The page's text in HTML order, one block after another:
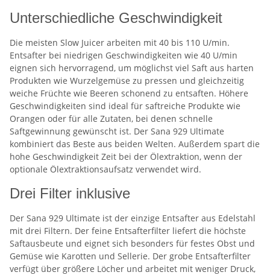
Unterschiedliche Geschwindigkeit
Die meisten Slow Juicer arbeiten mit 40 bis 110 U/min.
Entsafter bei niedrigen Geschwindigkeiten wie 40 U/min
eignen sich hervorragend, um möglichst viel Saft aus harten
Produkten wie Wurzelgemüse zu pressen und gleichzeitig
weiche Früchte wie Beeren schonend zu entsaften. Höhere
Geschwindigkeiten sind ideal für saftreiche Produkte wie
Orangen oder für alle Zutaten, bei denen schnelle
Saftgewinnung gewünscht ist. Der Sana 929 Ultimate
kombiniert das Beste aus beiden Welten. Außerdem spart die
hohe Geschwindigkeit Zeit bei der Ölextraktion, wenn der
optionale Ölextraktionsaufsatz verwendet wird.
Drei Filter inklusive
Der Sana 929 Ultimate ist der einzige Entsafter aus Edelstahl
mit drei Filtern. Der feine Entsafterfilter liefert die höchste
Saftausbeute und eignet sich besonders für festes Obst und
Gemüse wie Karotten und Sellerie. Der grobe Entsafterfilter
verfügt über größere Löcher und arbeitet mit weniger Druck,